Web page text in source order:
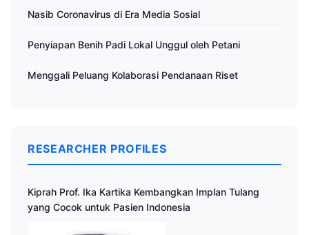
Nasib Coronavirus di Era Media Sosial
Penyiapan Benih Padi Lokal Unggul oleh Petani
Menggali Peluang Kolaborasi Pendanaan Riset
RESEARCHER PROFILES
Kiprah Prof. Ika Kartika Kembangkan Implan Tulang
yang Cocok untuk Pasien Indonesia